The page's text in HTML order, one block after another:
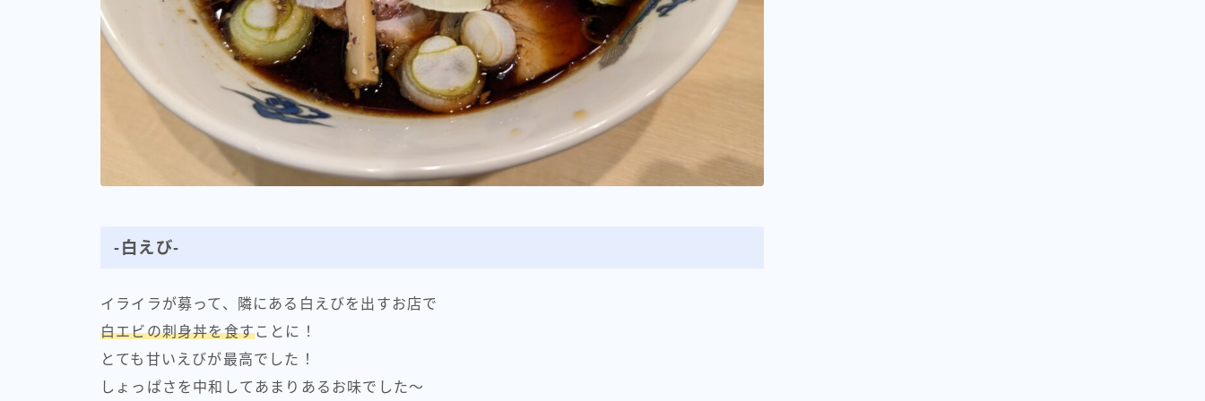
-白えび-
イライラが募って、隣にある白えびを出すお店で
白エビの刺身丼を食すことに！
とても甘いえびが最高でした！
しょっぱさを中和してあまりあるお味でした〜